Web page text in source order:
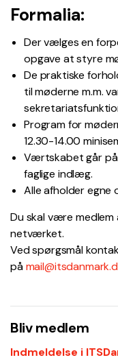
Formalia:
Der vælges en
opgave at styre
De praktiske
til møderne m.m.
Program for
12.30-14.00
Værtskabet går
faglige indlæg.
Alle afholder egne
Du skal være medlem
netværket.
Ved spørgsmål
på
Bliv medlem
Indmeldelse i